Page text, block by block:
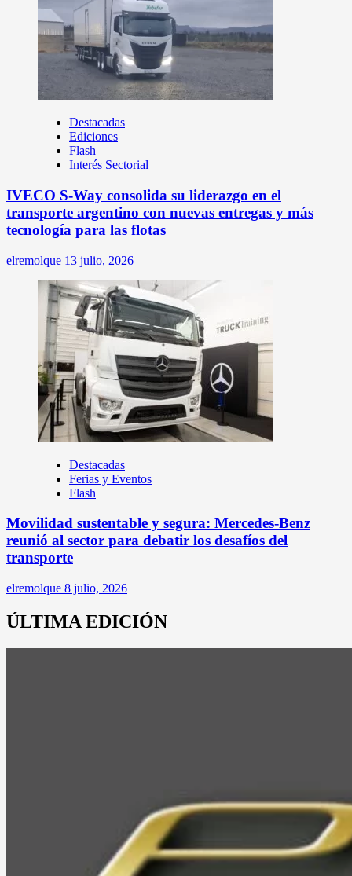
Destacadas
Ediciones
Flash
Interés Sectorial
IVECO S-Way consolida su liderazgo en el
transporte argentino con nuevas entregas y más
tecnología para las flotas
elremolque 13 julio, 2026
Destacadas
Ferias y Eventos
Flash
Movilidad sustentable y segura: Mercedes-Benz
reunió al sector para debatir los desafíos del
transporte
elremolque 8 julio, 2026
ÚLTIMA EDICIÓN